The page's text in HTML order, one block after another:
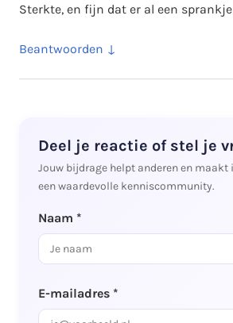
Sterkte, en fijn dat er al een
Beantwoorden
Deel je reactie of stel je
Jouw bijdrage helpt anderen en
een waardevolle kenniscommunity.
Naam *
E-mailadres *